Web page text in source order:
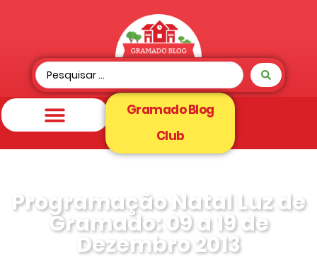
Gramado Blog
Club
Programação Natal Luz de
Gramado: 09 a 19 de
Dezembro 2013